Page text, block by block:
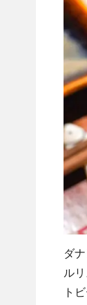
ダ
ル
ト